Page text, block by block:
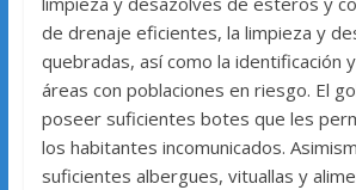
de drenaje eficientes, la limpieza y
quebradas, así como la identificación
áreas con poblaciones en riesgo. El
poseer suficientes botes que les
los habitantes incomunicados.
suficientes albergues, vituallas y